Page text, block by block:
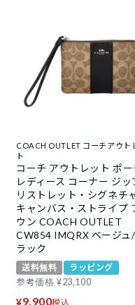
COACH OUTLET コーチアウト
ト
コーチ アウトレット ポー
レディース コーナー ジッ
リストレット・シグネチ
キャンバス・ストライプ
ウン COACH OUTLET
CW854 IMQRX ベージュ
ラック
送料無料
ラッピング
参考価格 ¥23,100
¥9,900税込